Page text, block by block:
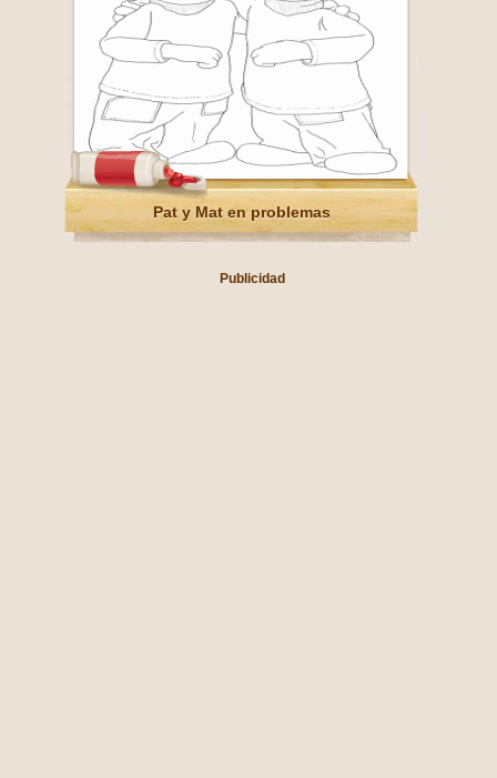
Pat y Mat en problemas
Publicidad